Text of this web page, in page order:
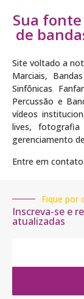
Sua
de
Site voltado a
Marciais,
Sinfônicas
Percussão e
vídeos
lives,
gerenciamento
Entre em contato:
Fique por
Inscreva-se e
atualizadas